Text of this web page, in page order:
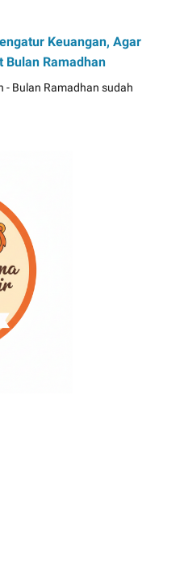
Keuangan, Agar
Bulan Ramadhan
- Bulan Ramadhan sudah